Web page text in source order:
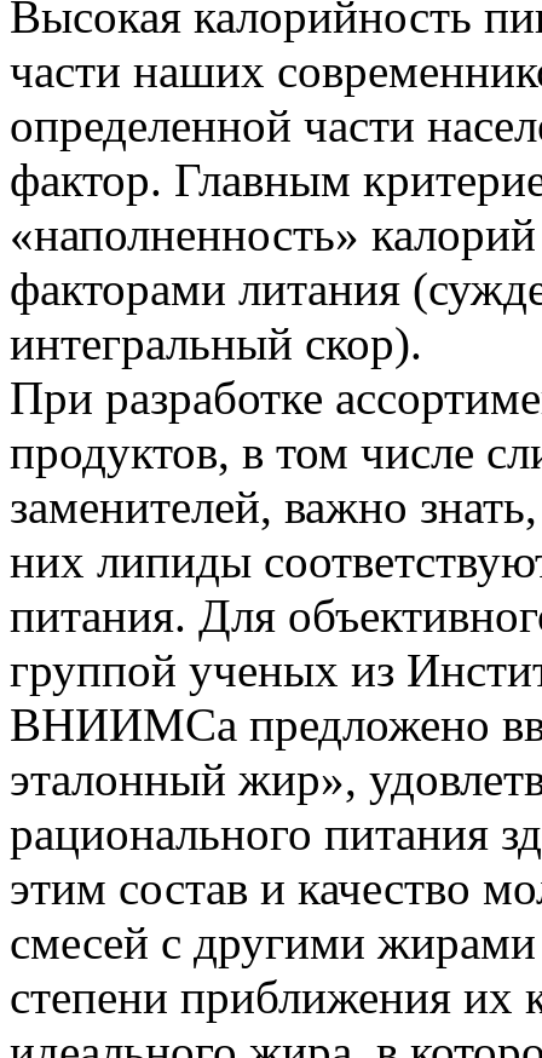
Высокая калорийность
части наших
определенной части
фактор. Главным
«наполненность»
факторами литания
интегральный скор).
При разработке
продуктов, в том числе
заменителей, важно
них липиды
питания. Для
группой ученых из
ВНИИМСа предложено
эталонный жир»,
рационального питания
этим состав и качество
смесей с другими жирами
степени приближения их